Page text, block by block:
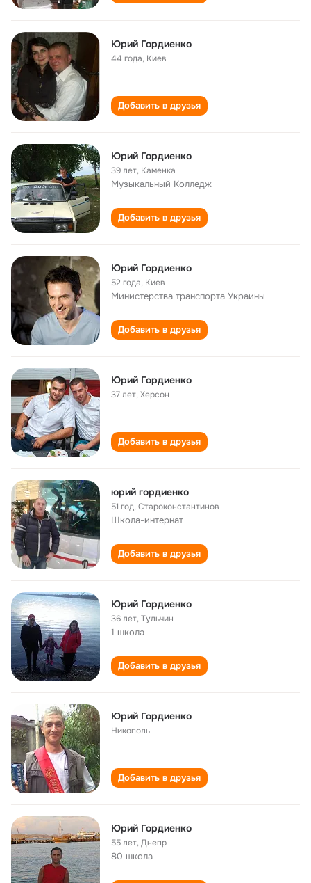
Юрий Гордиенко
44 года, Киев
Добавить в друзья
Юрий Гордиенко
39 лет, Каменка
Музыкальный Колледж
Добавить в друзья
Юрий Гордиенко
52 года, Киев
Министерства транспорта Украины
Добавить в друзья
Юрий Гордиенко
37 лет,Херсон
Добавить в друзья
юрий гордиенко
51 год,Староконстантинов
Школа-интернат
Добавить в друзья
Юрий Гордиенко
36 лет,Тульчин
1 школа
Добавить в друзья
Юрий Гордиенко
Никополь
Добавить в друзья
Юрий Гордиенко
55 лет,Днепр
80 школа